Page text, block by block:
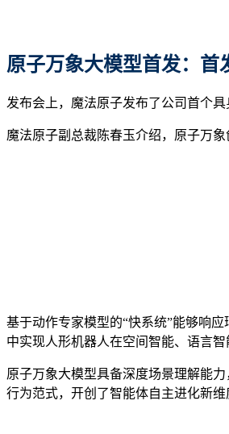
原子万象大模型首发：首
发布会上，魔法原子发布了公司首个具
魔法原子副总裁陈春玉介绍，原子万
基于动作专家模型的“快系统”能够响
中实现人形机器人在空间智能、语言
原子万象大模型具备深度场景理解能
行为范式，开创了智能体自主进化新维